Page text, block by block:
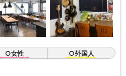
○女性 ○外国人